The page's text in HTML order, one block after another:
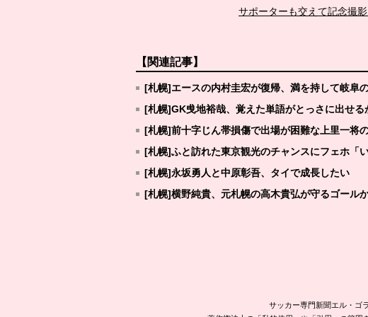
サポーターも交えて記念撮
【関連記事】
[札幌]エースの内村圭宏が復帰、満を持して岐阜
[札幌]GK曵地裕哉、覚えた単語がとっさに出せ
[札幌]前十字じん帯損傷で出場が困難な上里一将
[札幌]ふと訪れた東京観光のチャンスにフェホ「
[札幌]永坂勇人と中原彰吾、タイで成長したい
[札幌]横野純貴、元札幌の高木貴弘が守るゴール
サッカー専門新聞エル・ゴ